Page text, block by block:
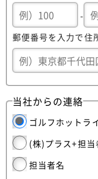
-
郵便番号を入力で住
当社からの連絡
ゴルフホットラ
(株)プラス+担当
担当者名